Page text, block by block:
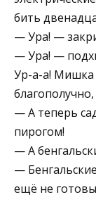
бить
— Ура! —
— Ура! —
Ур-а-а! Мишка
— А теперь
пирогом!
— А
—
ещё не